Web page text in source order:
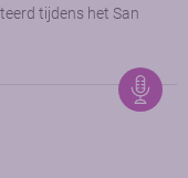
tijdens het San